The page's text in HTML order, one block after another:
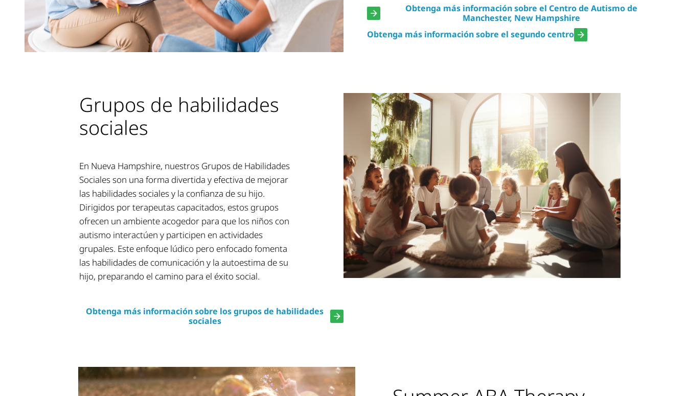
Obtenga más información sobre el Centro de Autismo de
Manchester, New Hampshire
Obtenga más información sobre el segundo centro
Grupos de habilidades
sociales
En Nueva Hampshire, nuestros Grupos de Habilidades
Sociales son una forma divertida y efectiva de mejorar
las habilidades sociales y la confianza de su hijo.
Dirigidos por terapeutas capacitados, estos grupos
ofrecen un ambiente acogedor para que los niños con
autismo interactúen y participen en actividades
grupales. Este enfoque lúdico pero enfocado fomenta
las habilidades de comunicación y la autoestima de su
hijo, preparando el camino para el éxito social.
Obtenga más información sobre los grupos de habilidades
sociales